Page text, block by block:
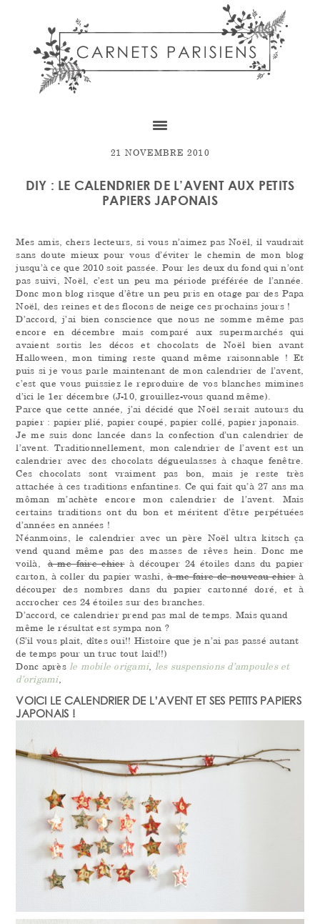
21 NOVEMBRE 2010
DIY : LE CALENDRIER DE L’AVENT AUX PETITS
PAPIERS JAPONAIS
Mes amis, chers lecteurs, si vous n’aimez pas Noël, il vaudrait
sans doute mieux pour vous d’éviter le chemin de mon blog
jusqu’à ce que 2010 soit passée. Pour les deux du fond qui n’ont
pas suivi, Noël, c’est un peu ma période préférée de l’année.
Donc mon blog risque d’être un peu pris en otage par des Papa
Noël, des reines et des flocons de neige ces prochains jours !
D’accord, j’ai bien conscience que nous ne somme même pas
encore en décembre mais comparé aux supermarchés qui
avaient sortis les décos et chocolats de Noël bien avant
Halloween, mon timing reste quand même raisonnable ! Et
puis si je vous parle maintenant de mon calendrier de l’avent,
c’est que vous puissiez le reproduire de vos blanches mimines
d’ici le 1er décembre (J-10, grouillez-vous quand même).
Parce que cette année, j’ai décidé que Noël serait autours du
papier : papier plié, papier coupé, papier collé, papier japonais.
Je me suis donc lancée dans la confection d’un calendrier de
l’avent. Traditionnellement, mon calendrier de l’avent est un
calendrier avec des chocolats dégueulasses à chaque fenêtre.
Ces chocolats sont vraiment pas bon, mais je reste très
attachée à ces traditions enfantines. Ce qui fait qu’à 27 ans ma
môman m’achète encore mon calendrier de l’avent. Mais
certains traditions ont du bon et méritent d’être perpétuées
d’années en années !
Néanmoins, le calendrier avec un père Noël ultra kitsch ça
vend quand même pas des masses de rêves hein. Donc me
voilà,à me faire chierà découper 24 étoiles dans du papier
carton, à coller du papier washi,à me faire de nouveau chierà
découper des nombres dans du papier cartonné doré, et à
accrocher ces 24 étoiles sur des branches.
D’accord, ce calendrier prend pas mal de temps. Mais quand
même le résultat est sympa non ?
(S’il vous plait, dîtes oui!! Histoire que je n’ai pas passé autant
de temps pour un truc tout laid!!)
Donc aprèsle mobile origami, les suspensions d’ampoules et
d’origami,
VOICI LE CALENDRIER DE L’AVENT ET SES PETITS PAPIERS
JAPONAIS !